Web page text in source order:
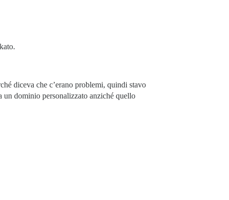
diceva che c’erano problemi, quindi stavo
un dominio personalizzato anziché quello